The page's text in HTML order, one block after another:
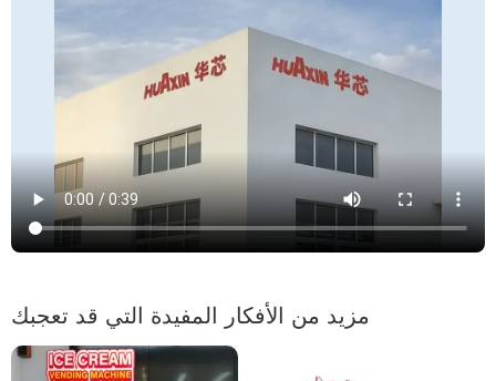
مزيد من الأفكار المفيدة التي قد تعجبك